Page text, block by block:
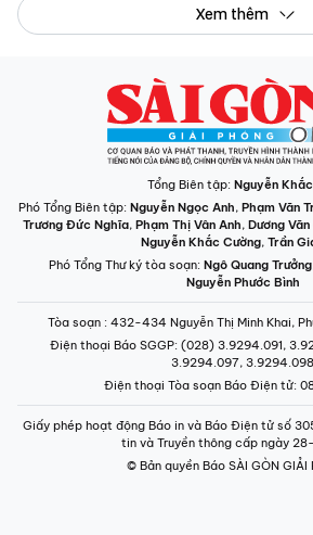
Xem thêm
Tổng Biên tập: Nguyễn
Phó Tổng Biên tập: Nguyễn Ngọc Anh, Phạm Văn
Trương Đức Nghĩa, Phạm Thị Vân Anh, Dương
Nguyễn Khắc Cường, Trần
Phó Tổng Thư ký tòa soạn: Ngô Quang Trưởng
Nguyễn Phước Bình
Tòa soạn : 432-434 Nguyễn Thị Minh Khai,
Điện thoại Báo SGGP: (028) 3.9294.091,
3.9294.097, 3.9294.098
Điện thoại Tòa soạn Báo Điện tử:
Giấy phép hoạt động Báo in và Báo Điện tử số
tin và Truyền thông cấp ngày
© Bản quyền Báo SÀI GÒN GIẢI